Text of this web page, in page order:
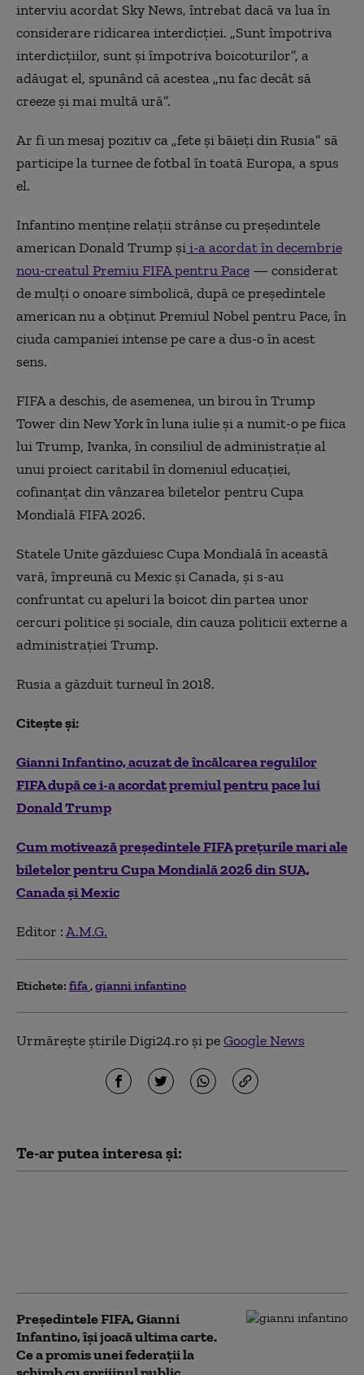
interviu acordat Sky News, întrebat dacă va lua în
considerare ridicarea interdicției. „Sunt împotriva
interdicțiilor, sunt și împotriva boicoturilor”, a
adăugat el, spunând că acestea „nu fac decât să
creeze și mai multă ură”.
Ar fi un mesaj pozitiv ca „fete și băieți din Rusia” să
participe la turnee de fotbal în toată Europa, a spus
el.
Infantino menține relații strânse cu președintele
american Donald Trump șii-a acordat în decembrie
nou-creatul Premiu FIFA pentru Pace — considerat
de mulți o onoare simbolică, după ce președintele
american nu a obținut Premiul Nobel pentru Pace, în
ciuda campaniei intense pe care a dus-o în acest
sens.
FIFA a deschis, de asemenea, un birou în Trump
Tower din New York în luna iulie și a numit-o pe fiica
lui Trump, Ivanka, în consiliul de administrație al
unui proiect caritabil în domeniul educației,
cofinanțat din vânzarea biletelor pentru Cupa
Mondială FIFA 2026.
Statele Unite găzduiesc Cupa Mondială în această
vară, împreună cu Mexic și Canada, și s-au
confruntat cu apeluri la boicot din partea unor
cercuri politice și sociale, din cauza politicii externe a
administrației Trump.
Rusia a găzduit turneul în 2018.
Citește și:
Gianni Infantino, acuzat de încălcarea regulilor
FIFA după ce i-a acordat premiul pentru pace lui
Donald Trump
Cum motivează preşedintele FIFA prețurile mari ale
biletelor pentru Cupa Mondială 2026 din SUA,
Canada și Mexic
Editor :A.M.G.
Etichete: fifa gianni infantino
Urmărește știrile Digi24.ro și peGoogle News
Te-ar putea interesa și:
Președintele FIFA, Gianni
Infantino, îşi joacă ultima carte.
Ce a promis unei federații la